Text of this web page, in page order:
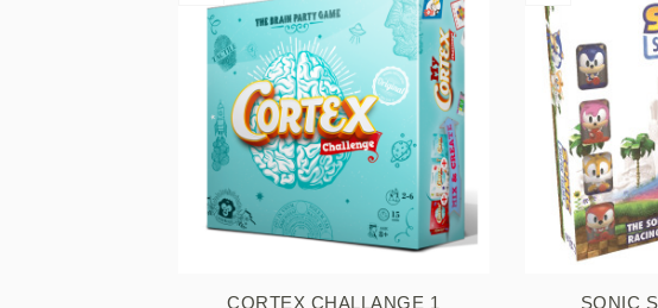
CORTEX CHALLANGE 1 SONIC